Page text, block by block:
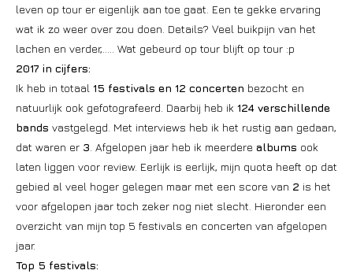
leven op tour er eigenlijk aan toe gaat. Een te gekke ervaring
wat ik zo weer over zou doen. Details? Veel buikpijn van het
lachen en verder,….. Wat gebeurd op tour blijft op tour :p
2017 in cijfers:
Ik heb in totaal 15 festivals en 12 concerten bezocht en
natuurlijk ook gefotografeerd. Daarbij heb ik 124 verschillende
bands vastgelegd. Met interviews heb ik het rustig aan gedaan,
dat waren er 3 . Afgelopen jaar heb ik meerdere albums ook
laten liggen voor review. Eerlijk is eerlijk, mijn quota heeft op dat
gebied al veel hoger gelegen maar met een score van 2 is het
voor afgelopen jaar toch zeker nog niet slecht. Hieronder een
overzicht van mijn top 5 festivals en concerten van afgelopen
jaar.
Top 5 festivals: